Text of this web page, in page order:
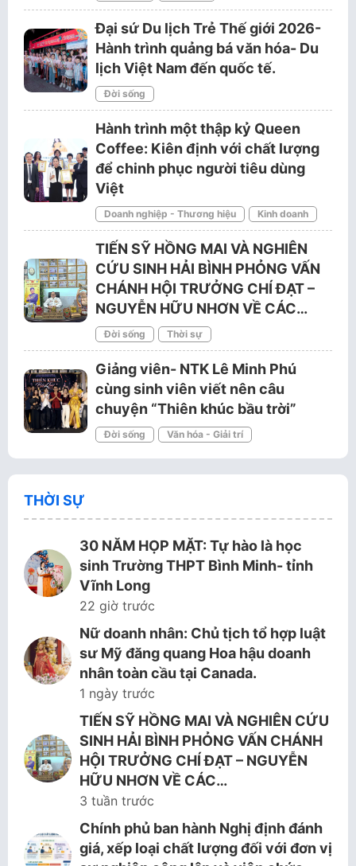
Đại sứ Du lịch Trẻ Thế giới 2026-
Hành trình quảng bá văn hóa- Du
lịch Việt Nam đến quốc tế.
Đời sống
Hành trình một thập kỷ Queen
Coffee: Kiên định với chất lượng
để chinh phục người tiêu dùng
Việt
Doanh nghiệp - Thương hiệu Kinh doanh
TIẾN SỸ HỒNG MAI VÀ NGHIÊN
CỨU SINH HẢI BÌNH PHỎNG VẤN
CHÁNH HỘI TRƯỞNG CHÍ ĐẠT –
NGUYỄN HỮU NHƠN VỀ CÁC…
Đời sống Thời sự
Giảng viên- NTK Lê Minh Phú
cùng sinh viên viết nên câu
chuyện “Thiên khúc bầu trời”
Đời sống Văn hóa - Giải trí
THỜI SỰ
30 NĂM HỌP MẶT: Tự hào là học
sinh Trường THPT Bình Minh- tỉnh
Vĩnh Long
22 giờ trước
Nữ doanh nhân: Chủ tịch tổ hợp luật
sư Mỹ đăng quang Hoa hậu doanh
nhân toàn cầu tại Canada.
1 ngày trước
TIẾN SỸ HỒNG MAI VÀ NGHIÊN CỨU
SINH HẢI BÌNH PHỎNG VẤN CHÁNH
HỘI TRƯỞNG CHÍ ĐẠT – NGUYỄN
HỮU NHƠN VỀ CÁC…
3 tuần trước
Chính phủ ban hành Nghị định đánh
giá, xếp loại chất lượng đối với đơn vị